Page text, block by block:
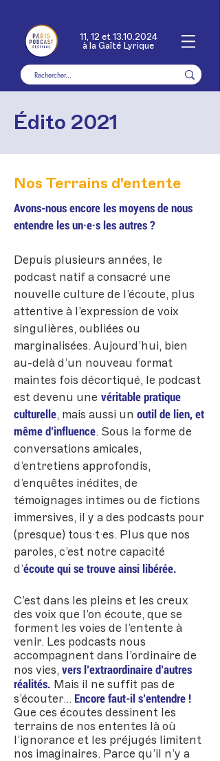
11, 12 et 13.10.2024
à la Gaîté Lyrique
Édito 2021
Nos Terrains d'entente
Avons-nous encore les moyens de nous
entendre les un·e·s les autres ?
Depuis plusieurs années, le
podcast natif a consacré une
nouvelle culture de l’écoute, plus
attentive à l’expression de voix
singulières, oubliées ou
marginalisées. Aujourd’hui, bien
au-delà d’un nouveau format
maintes fois décortiqué, le podcast
est devenu une véritable pratique
culturelle, mais aussi un outil de lien, et
même d’influence. Sous la forme de
conversations amicales,
d’entretiens approfondis,
d’enquêtes inédites, de
témoignages intimes ou de fictions
immersives, il y a des podcasts pour
(presque) tous·t·es. Plus que nos
paroles, c’est notre capacité
d’écoute qui se trouve ainsi libérée.
C’est dans les pleins et les creux
des voix que l’on écoute, que se
forment les voies de l’entente à
venir. Les podcasts nous
accompagnent dans l’ordinaire de
nos vies, vers l’extraordinaire d’autres
réalités. Mais il ne suffit pas de
s’écouter... Encore faut-il s’entendre !
Que ces écoutes dessinent les
terrains de nos ententes là où
l’ignorance et les préjugés limitent
nos imaginaires. Parce qu’il n’y a